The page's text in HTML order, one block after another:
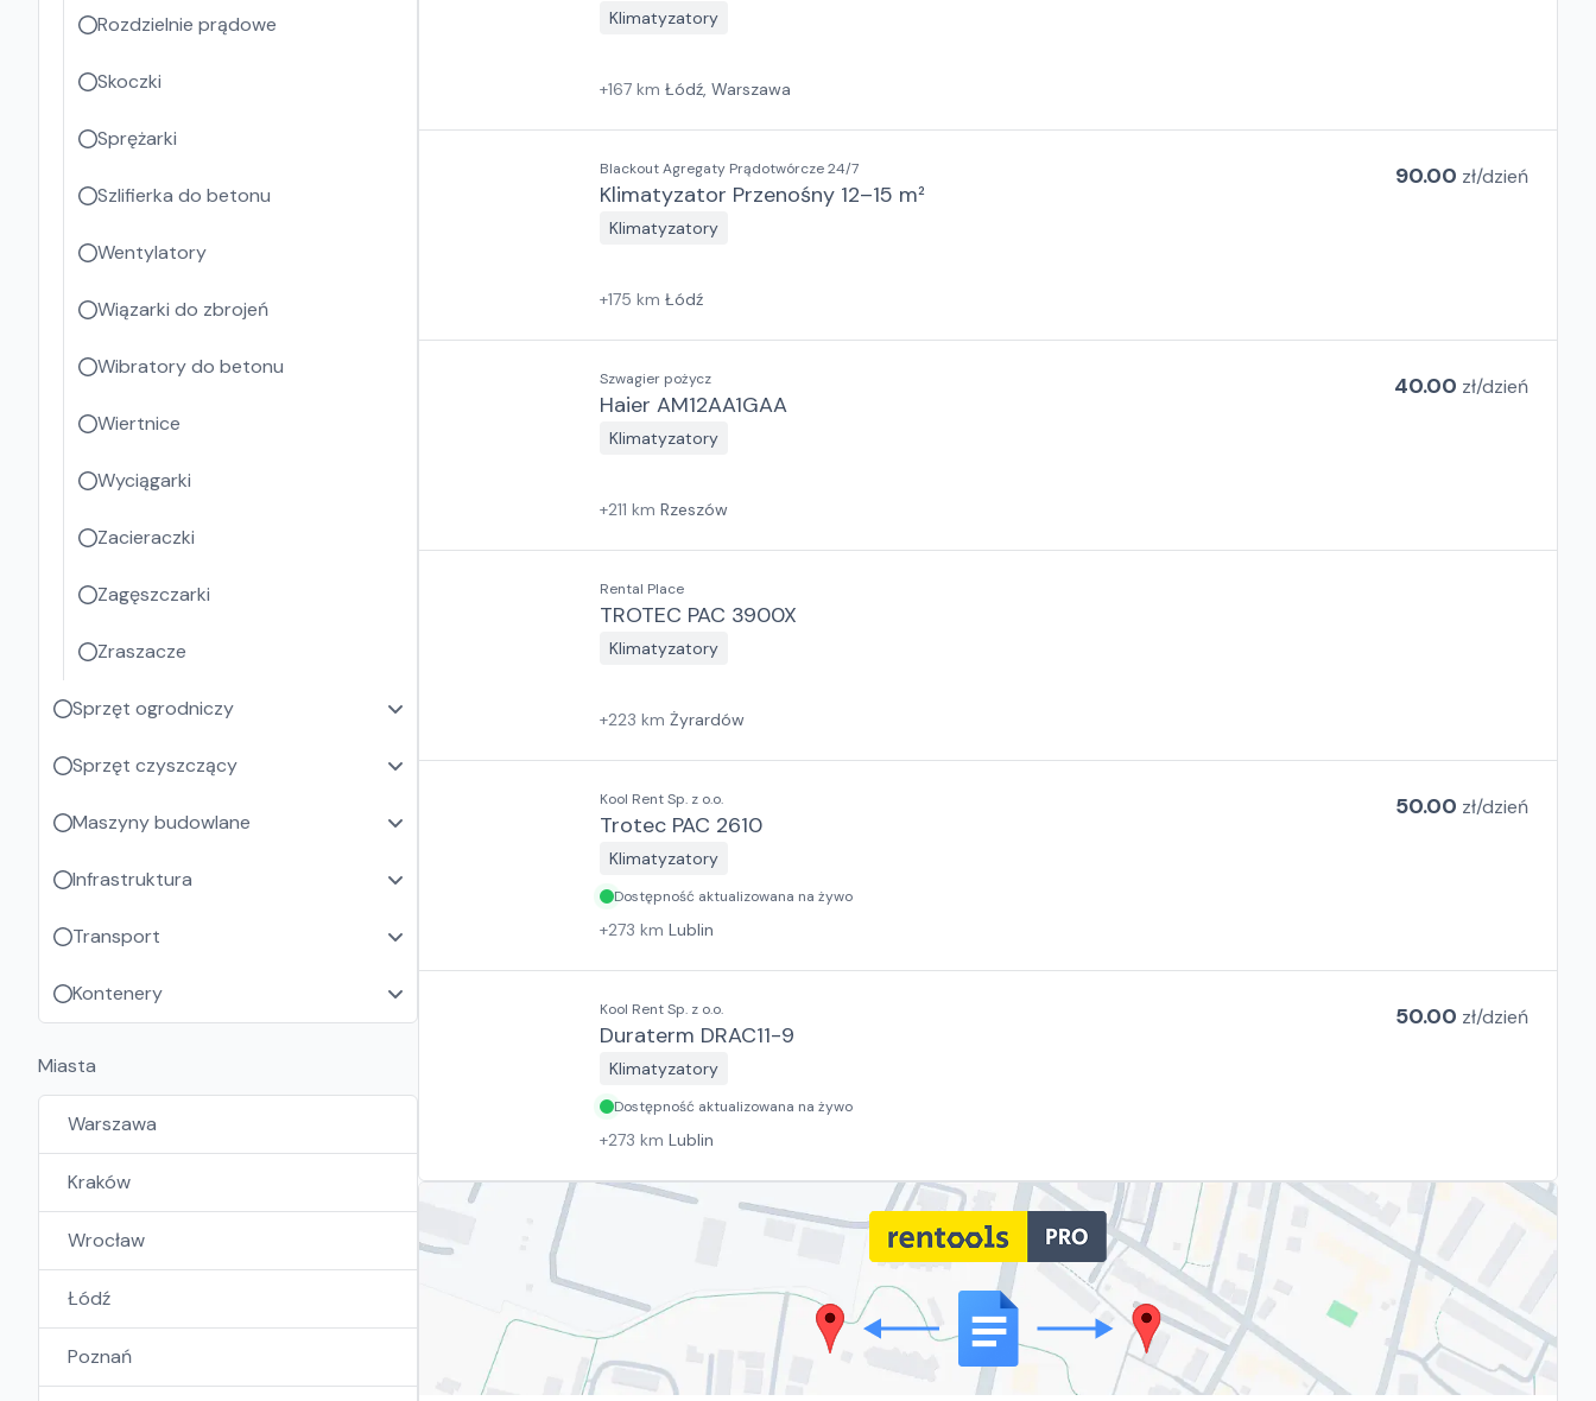
Klimatyzatory
+167 km Łódź, Warszawa
Blackout Agregaty Prądotwórcze 24/7
Klimatyzator Przenośny 12–15 m²
Klimatyzatory
90.00 zł/dzień
+175 km Łódź
Szwagier pożycz
Haier AM12AA1GAA
Klimatyzatory
40.00 zł/dzień
+211 km Rzeszów
Rental Place
TROTEC PAC 3900X
Klimatyzatory
+223 km Żyrardów
Kool Rent Sp. z o.o.
Trotec PAC 2610
Klimatyzatory
50.00 zł/dzień
Dostępność aktualizowana na żywo
+273 km Lublin
Kool Rent Sp. z o.o.
Duraterm DRAC11-9
Klimatyzatory
50.00 zł/dzień
Dostępność aktualizowana na żywo
+273 km Lublin
Rozdzielnie prądowe
Skoczki
Sprężarki
Szlifierka do betonu
Wentylatory
Wiązarki do zbrojeń
Wibratory do betonu
Wiertnice
Wyciągarki
Zacieraczki
Zagęszczarki
Zraszacze
Sprzęt ogrodniczy
Sprzęt czyszczący
Maszyny budowlane
Infrastruktura
Transport
Kontenery
Miasta
Warszawa
Kraków
Wrocław
Łódź
Poznań